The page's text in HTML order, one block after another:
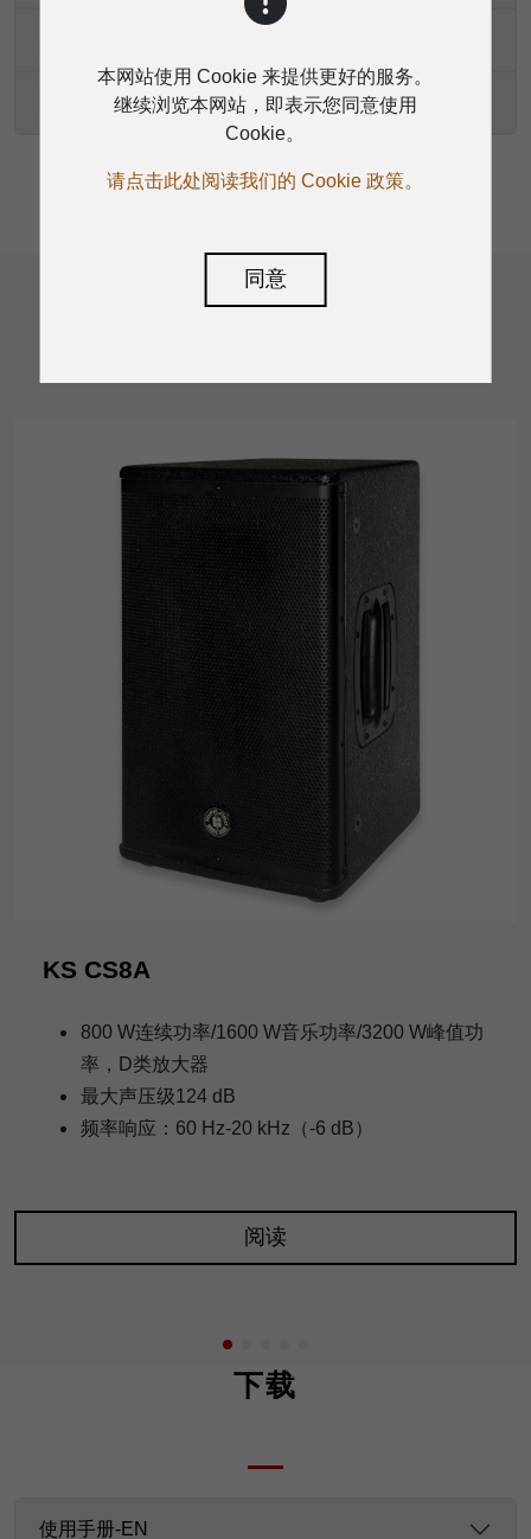
相关产品
KS CS8A
800 W连续功率/1600 W音乐功率/3200 W峰值功
率，D类放大器
最大声压级124 dB
频率响应：60 Hz-20 kHz（-6 dB）
阅读
下载
使用手册-EN
本网站使用 Cookie 来提供更好的服务。
继续浏览本网站，即表示您同意使用
Cookie。
请点击此处阅读我们的 Cookie 政策。
同意